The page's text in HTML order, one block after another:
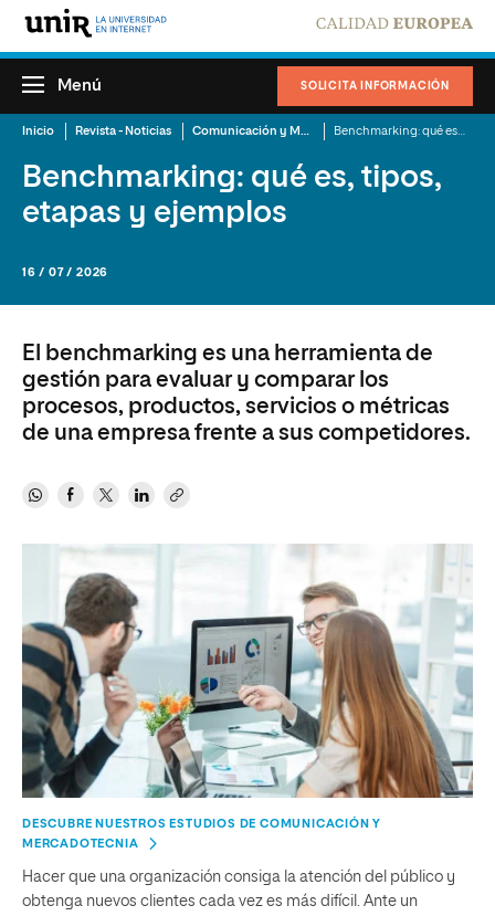
SOLICITA INFORMACIÓN
Menú
Inicio Revista - Noticias Comunicación y Mercadotecnia
Benchmarking: qué es, tipos,
etapas y ejemplos
16 / 07 / 2026
El benchmarking es una herramienta de
gestión para evaluar y comparar los
procesos, productos, servicios o métricas
de una empresa frente a sus competidores.
DESCUBRE NUESTROS ESTUDIOS DE COMUNICACIÓN Y
MERCADOTECNIA
Hacer que una organización consiga la atención del público y
obtenga nuevos clientes cada vez es más difícil. Ante un